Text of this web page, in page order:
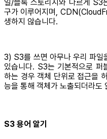
일/블록 스토리지와 다르게 S3
구가 이루어지며,
생하지 않습니다.
3) S3를 쓰면 아무나 우리 파일
있습니다. S3는 기본적으로 퍼
하는 경우 객체 단위로 접근을
능을 통해 객체가 노출되더라도
S3 용어 알기